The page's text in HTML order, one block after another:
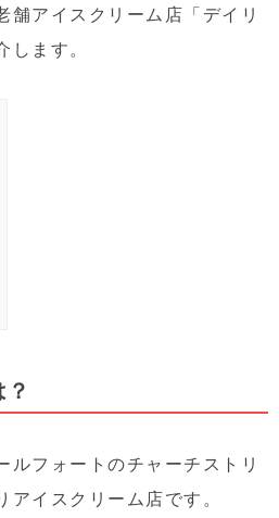
舗アイスクリーム店「デイリ
ます。
ルフォートのチャーチストリ
イスクリーム店です。